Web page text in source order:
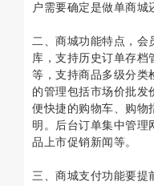
户需要确定是做单商城
二、商城功能特点，会
库，支持历史订单存档
等，支持商品多级分类
的管理包括市场价批发
便快捷的购物车、购物
明。后台订单集中管理
品上市促销新闻等。
三、商城支付功能要提